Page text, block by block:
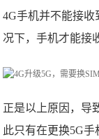
4G手机并不能接
况下，手机才能接
正是以上原因，导
此只有在更换5G